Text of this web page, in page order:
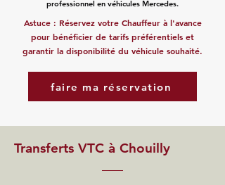
professionnel en véhicules Mercedes.
Astuce : Réservez votre Chauffeur à l'avance
pour bénéficier de tarifs préférentiels et
garantir la disponibilité du véhicule souhaité.
faire ma réservation
Transferts VTC à Chouilly